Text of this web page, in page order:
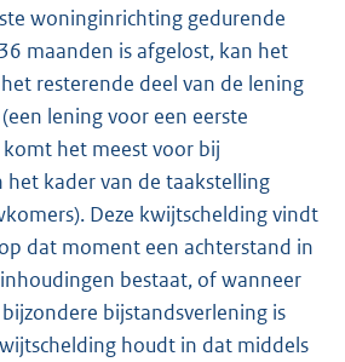
woninginrichting gedurende
maanden is afgelost, kan het
resterende deel van de lening
lening voor een eerste
het meest voor bij
het kader van de taakstelling
Deze kwijtschelding vindt
dat moment een achterstand in
bestaat, of wanneer
bijstandsverlening is
houdt in dat middels